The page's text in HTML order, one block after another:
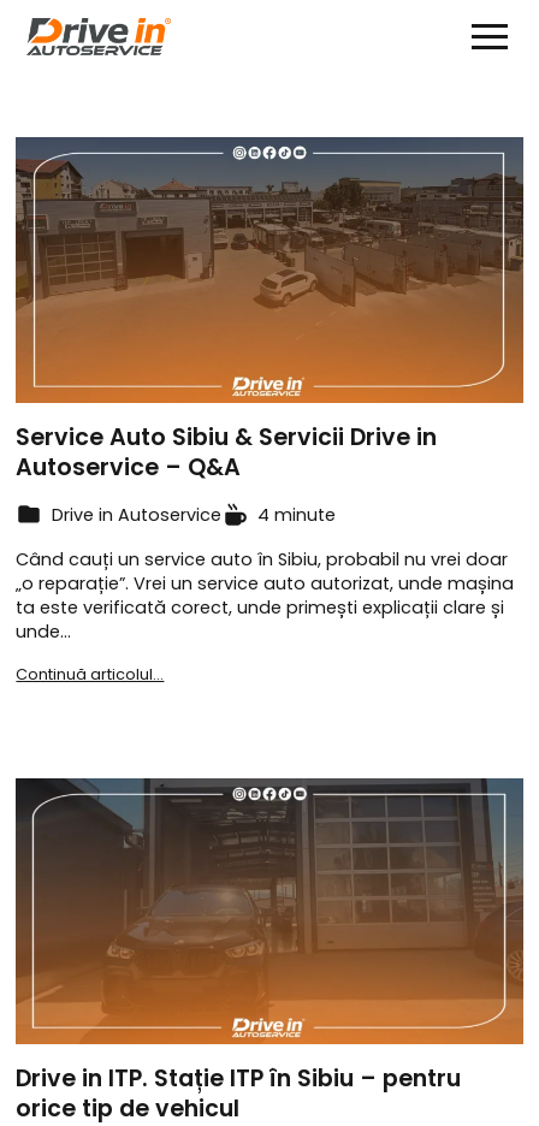
Service Auto Sibiu & Servicii Drive in
Autoservice – Q&A
Drive in Autoservice
4 minute
Când cauți un service auto în Sibiu, probabil nu vrei doar
„o reparație”. Vrei un service auto autorizat, unde mașina
ta este verificată corect, unde primești explicații clare și
unde…
Continuă articolul...
Drive in ITP. Stație ITP în Sibiu – pentru
orice tip de vehicul